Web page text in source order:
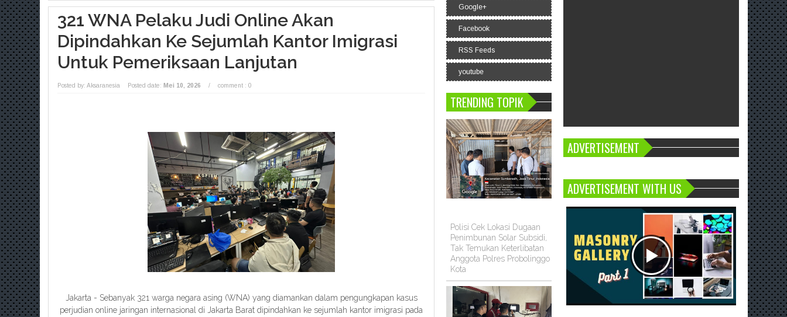
01:51 AM - Polres Jombang Perkuat Kolaborasi Hadapi Kekeringan dan Karhutla
321 WNA Pelaku Judi Online Akan
Dipindahkan Ke Sejumlah Kantor Imigrasi
Untuk Pemeriksaan Lanjutan
Posted by: Aksaranesia Posted date: Mei 10, 2026 / comment : 0
Jakarta - Sebanyak 321 warga negara asing (WNA) yang diamankan dalam pengungkapan kasus
perjudian online jaringan internasional di Jakarta Barat dipindahkan ke sejumlah kantor imigrasi pada
Google+
Facebook
RSS Feeds
youtube
TRENDING TOPIK
Polisi Cek Lokasi Dugaan
Penimbunan Solar Subsidi,
Tak Temukan Keterlibatan
Anggota Polres Probolinggo
Kota
ADVERTISEMENT
ADVERTISEMENT WITH US